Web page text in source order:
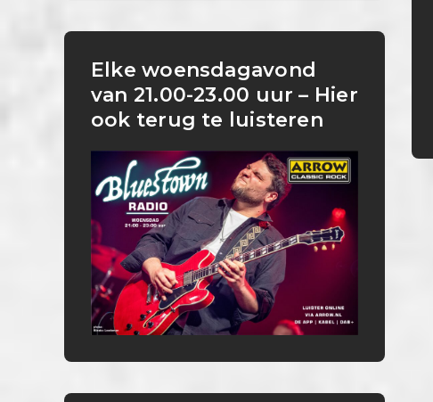
Elke woensdagavond
van 21.00-23.00 uur – Hier
ook terug te luisteren